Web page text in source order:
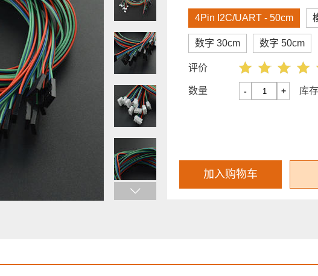
4Pin I2C/UART - 50cm
数字 30cm 数字 50cm
评价
数量 - + 库存
加入购物车